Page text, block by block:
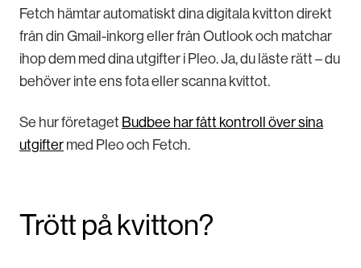
Fetch hämtar automatiskt dina digitala kvitton direkt
från din Gmail-inkorg eller från Outlook och matchar
ihop dem med dina utgifter i Pleo. Ja, du läste rätt – du
behöver inte ens fota eller scanna kvittot.
Se hur företaget Budbee har fått kontroll över sina
utgifter med Pleo och Fetch.
Trött på kvitton?